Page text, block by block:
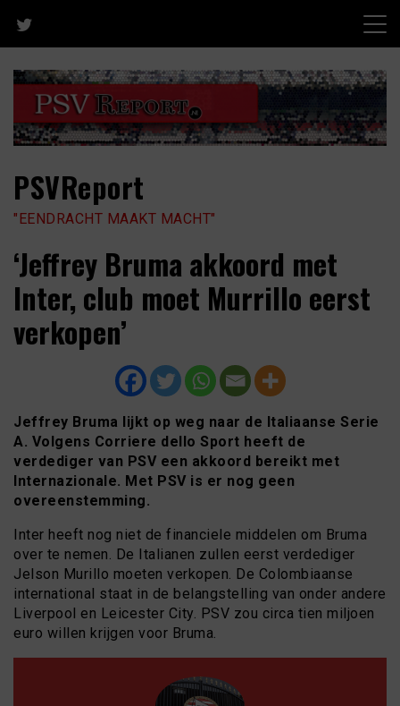
content
PSVReport
"EENDRACHT MAAKT MACHT"
‘Jeffrey Bruma akkoord met
Inter, club moet Murrillo eerst
verkopen’
Jeffrey Bruma lijkt op weg naar de Italiaanse Serie
A. Volgens Corriere dello Sport heeft de
verdediger van PSV een akkoord bereikt met
Internazionale. Met PSV is er nog geen
overeenstemming.
Inter heeft nog niet de financiele middelen om Bruma
over te nemen. De Italianen zullen eerst verdediger
Jelson Murillo moeten verkopen. De Colombiaanse
international staat in de belangstelling van onder andere
Liverpool en Leicester City. PSV zou circa tien miljoen
euro willen krijgen voor Bruma.